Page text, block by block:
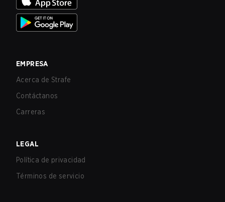
EMPRESA
Acerca de Strafe
Contáctanos
Carreras
LEGAL
Política de privacidad
Términos de servicio